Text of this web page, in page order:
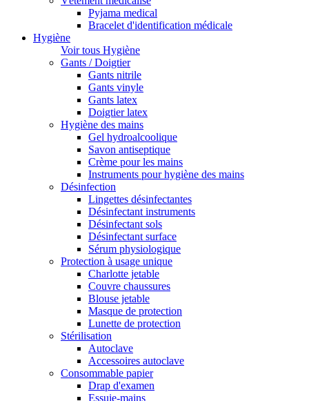
Pyjama medical
Bracelet d'identification médicale
Hygiène
Voir tous Hygiène
Gants / Doigtier
Gants nitrile
Gants vinyle
Gants latex
Doigtier latex
Hygiène des mains
Gel hydroalcoolique
Savon antiseptique
Crème pour les mains
Instruments pour hygiène des mains
Désinfection
Lingettes désinfectantes
Désinfectant instruments
Désinfectant sols
Désinfectant surface
Sérum physiologique
Protection à usage unique
Charlotte jetable
Couvre chaussures
Blouse jetable
Masque de protection
Lunette de protection
Stérilisation
Autoclave
Accessoires autoclave
Consommable papier
Drap d'examen
Essuie-mains